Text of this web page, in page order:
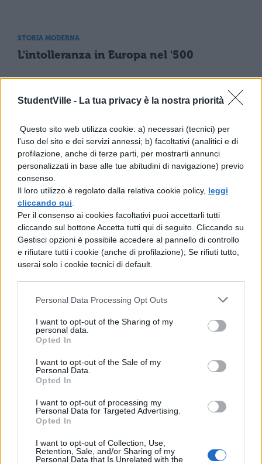
StudentVille - La tua privacy è la nostra priorità
Questo sito web utilizza cookie: a) necessari (tecnici) per
l'uso del sito e dei servizi annessi; b) facoltativi (analitici e di
profilazione, anche di terze parti, per mostrarti annunci
personalizzati in base alle tue abitudini di navigazione) previo
consenso.
Il loro utilizzo è regolato dalla relativa cookie policy, leggi
cliccando qui
Per il consenso ai cookies facoltativi puoi accettarli tutti
cliccando sul bottone Accetta tutti qui di seguito. Cliccando su
Gestisci opzioni è possibile accedere al pannello di controllo
e rifiutare tutti i cookie (anche di profilazione); Se rifiuti tutto,
userai solo i cookie tecnici di default.
Personal Data Processing Opt Outs
I want to opt-out of the Sharing of my
personal data.
Opted In
I want to opt-out of the Sale of my
Personal Data.
Opted In
I want to opt-out of processing my
Personal Data for Targeted Advertising.
Opted In
I want to opt-out of Collection, Use,
Retention, Sale, and/or Sharing of my
Personal Data that Is Unrelated with the
STORIA MODERNA
L'intolleranza in Europa nel '500
STORIA MODERNA
STORIA MODERNA
L'impero di Filippo II
STORIA MODERNA
La Francia nel '600
Illuminismo
L'Europa agricola, delle manifatture e dei
commerci
STORIA MODERNA
Crisi e rivolte nei Domini Spagnoli